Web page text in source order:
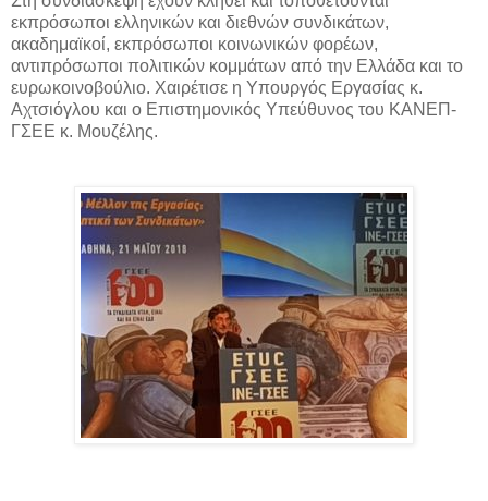
εκπρόσωποι ελληνικών και διεθνών συνδικάτων,
ακαδημαϊκοί, εκπρόσωποι κοινωνικών φορέων,
αντιπρόσωποι πολιτικών κομμάτων από την Ελλάδα και το
ευρωκοινοβούλιο. Χαιρέτισε η Υπουργός Εργασίας κ.
Αχτσιόγλου και ο Επιστημονικός Υπεύθυνος του ΚΑΝΕΠ-
ΓΣΕΕ κ. Μουζέλης.